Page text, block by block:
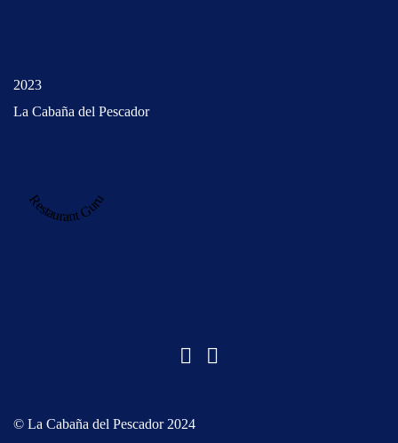
2023
La Cabaña del Pescador
Restaurant Guru
© La Cabaña del Pescador 2024